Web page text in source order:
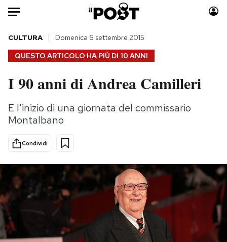
Auto
HOME
Italia
Politica
Internet
Cultura
Economia
Moda
Consumismi
Europa
Altrecose
Mondiali calcio 2026
QUESTO ARTICOLO HA PIÙ DI 10 ANNI
CULTURA Domenica 6 settembre 2015
I 90 anni di Andrea Camilleri
E l'inizio di una giornata del commissario
Montalbano
Condividi